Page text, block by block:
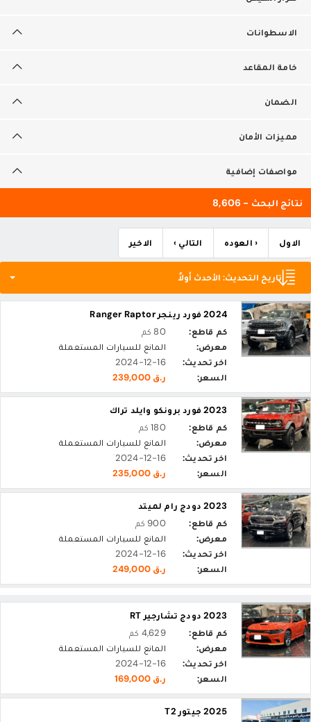
الاسطوانات
خامة المقاعد
الضمان
مميزات الأمان
مواصفات إضافية
نتائج البحث - 8,606
الاول ‹ العوده التالي › الاخير
تاريخ التحديث: الأحدث أولاً
2024 فورد رينجر Ranger Raptor
كم قاطع:
80 كم
معرض:
المانع للسيارات المستعملة
اخر تحديث:
2024-12-16
السعر:
ر.ق 239,000
2023 فورد برونكو وايلد تراك
كم قاطع:
180 كم
معرض:
المانع للسيارات المستعملة
اخر تحديث:
2024-12-16
السعر:
ر.ق 235,000
2023 دودج رام لميتد
كم قاطع:
900 كم
معرض:
المانع للسيارات المستعملة
اخر تحديث:
2024-12-16
السعر:
ر.ق 249,000
2023 دودج تشارجير RT
كم قاطع:
4,629 كم
معرض:
المانع للسيارات المستعملة
اخر تحديث:
2024-12-16
السعر:
ر.ق 169,000
2025 جيتور T2